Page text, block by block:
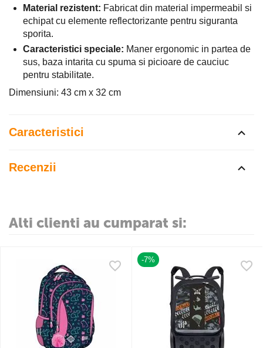
Material rezistent: Fabricat din material impermeabil si
echipat cu elemente reflectorizante pentru siguranta
sporita.
Caracteristici speciale: Maner ergonomic in partea de
sus, baza intarita cu spuma si picioare de cauciuc
pentru stabilitate.
Dimensiuni: 43 cm x 32 cm
Caracteristici
Recenzii
Alti clienti au cumparat si:
-7%